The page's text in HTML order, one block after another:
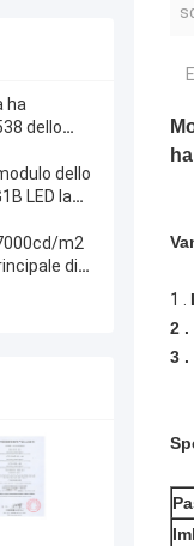
ha
dello
dello
LED la
m2
di
1 .
2 .
3 .